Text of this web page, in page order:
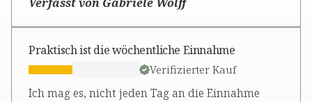
Praktisch ist die wöchentliche Einnahme
Verifizierter Kauf
Ich mag es, nicht jeden Tag an die Einnahme